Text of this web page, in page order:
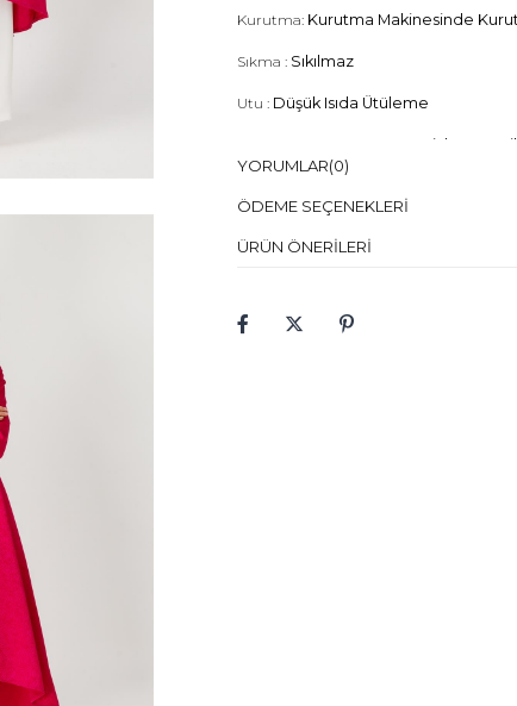
Kurutma: Kurutma Makinesinde
Sıkma : Sıkılmaz
Utu : Düşük Isıda Ütüleme
Kuru Temizleme ,
Beden
Kumaş Karışımı
YORUMLAR(0)
ÖDEME SEÇENEKLERI
ÜRÜN ÖNERILERI